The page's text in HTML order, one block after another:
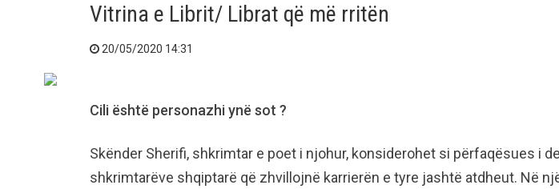
Vitrina e Librit/ Librat që më rritën
20/05/2020 14:31
Cili është personazhi ynë sot ?
Skënder Sherifi, shkrimtar e poet i njohur, konsiderohet si përfaqësues i
shkrimtarëve shqiptarë që zhvillojnë karrierën e tyre jashtë atdheut. Në